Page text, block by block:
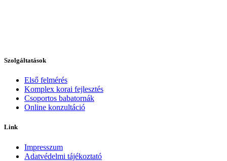
Szolgáltatások
Első felmérés
Komplex korai fejlesztés
Csoportos babatornák
Online konzultáció
Link
Impresszum
Adatvédelmi tájékoztató